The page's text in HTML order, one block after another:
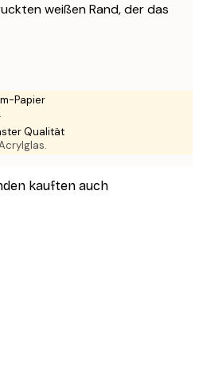
weißen Rand, der das
Papier
Qualität
kauften auch